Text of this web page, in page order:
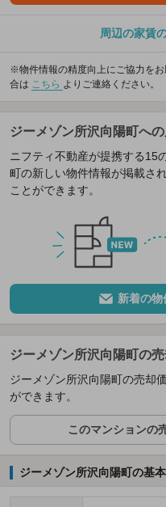
周辺の家賃
※物件情報の精度向上にご協力を
合は こちら よりご連絡ください。
ジーメゾン所沢向陽町へ
ニフティ不動産が提携する15
町の新しい物件情報が掲載さ
ことができます。
新着の物
ジーメゾン所沢向陽町の
ジーメゾン所沢向陽町の売却
ができます。
このマンションの
ジーメゾン所沢向陽町の基